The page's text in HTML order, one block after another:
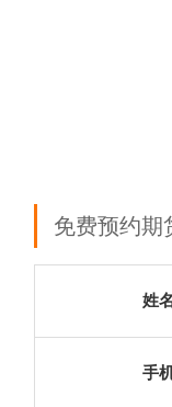
免费预约期
姓
手